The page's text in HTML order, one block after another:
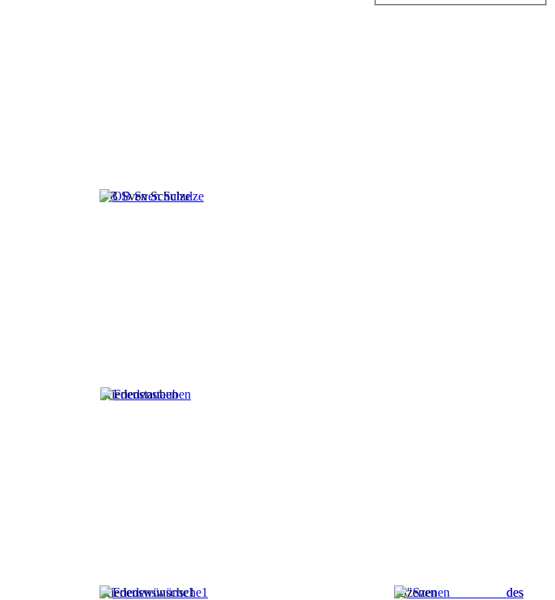
OB Sven Schulze
Friedenstauben
Friedenswünsche1
"Szenen des